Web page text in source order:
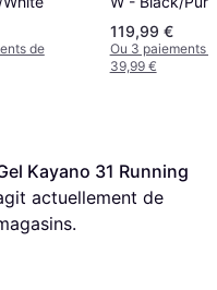
de
119,99 €
Ou 3 paiements
39,99 €
Kayano 31 Running
actuellement de